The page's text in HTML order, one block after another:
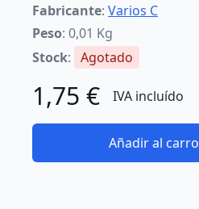
Fabricante: Varios C
Peso: 0,01 Kg
Stock: Agotado
1,75 € IVA incluído
Añadir al carro